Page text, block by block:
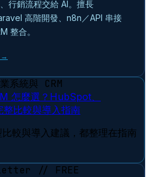
行銷流程交給 AI。擅長
高階開發、n8n／API 串接
整合。
→
統與 CRM
怎麼選？HubSpot、
比較與導入指南
較與導入建議，都整理在指南
// FREE